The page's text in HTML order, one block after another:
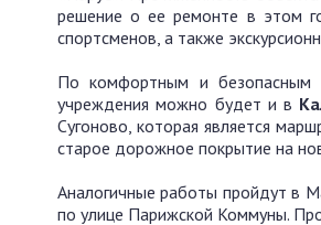
решение о ее ремонте в этом
спортсменов, а также
По комфортным и безопасным
учреждения можно будет и в
Сугоново, которая является
старое дорожное покрытие на
Аналогичные работы пройдут в
по улице Парижской Коммуны.